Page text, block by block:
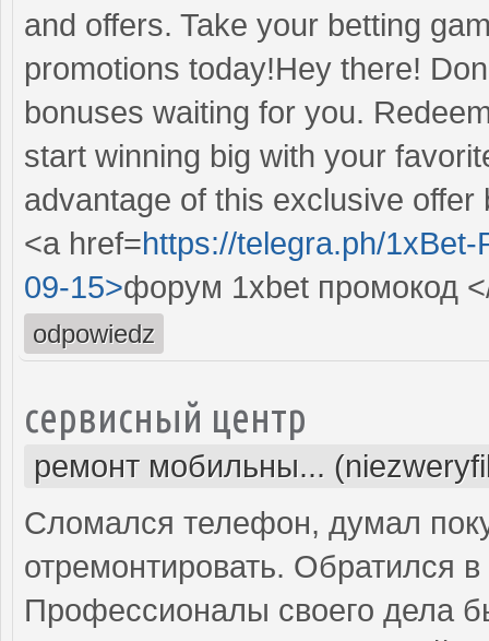
and offers. Take your betting
promotions today!Hey there!
bonuses waiting for you.
start winning big with your
advantage of this exclusive offer
<a href=https://telegra.ph/
09-15>форум 1xbet промокод
odpowiedz
сервисный центр
ремонт мобильны...
Сломался телефон, думал
отремонтировать. Обратился
Профессионалы своего дела